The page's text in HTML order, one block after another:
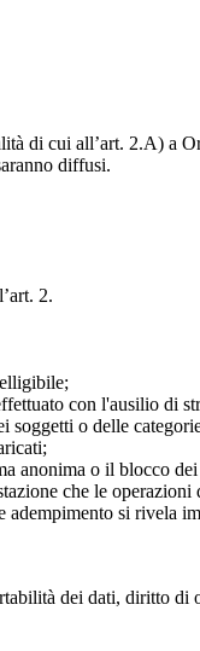
di cui all’art. 2.A) a
diffusi.
2.
con l'ausilio di
o delle
anonima o il blocco
che le operazioni
si rivela
dei dati, diritto di